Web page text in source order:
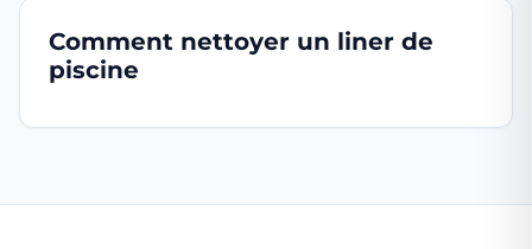
Comment nettoyer un liner de
piscine